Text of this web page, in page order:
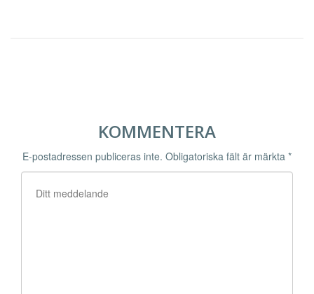
KOMMENTERA
E-postadressen publiceras inte. Obligatoriska fält är märkta *